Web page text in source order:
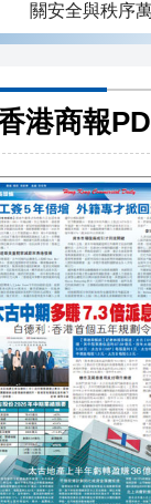
關安全與秩序
港商報